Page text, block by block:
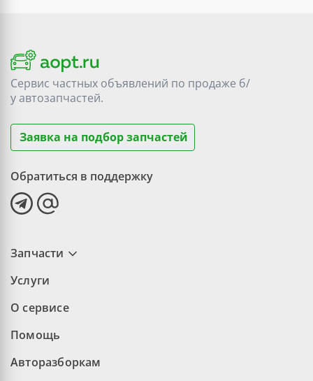
Сервис частных объявлений по продаже б/
уавтозапчастей.
Заявка на подбор запчастей
Обратиться в поддержку
Запчасти
Услуги
О сервисе
Помощь
Авторазборкам